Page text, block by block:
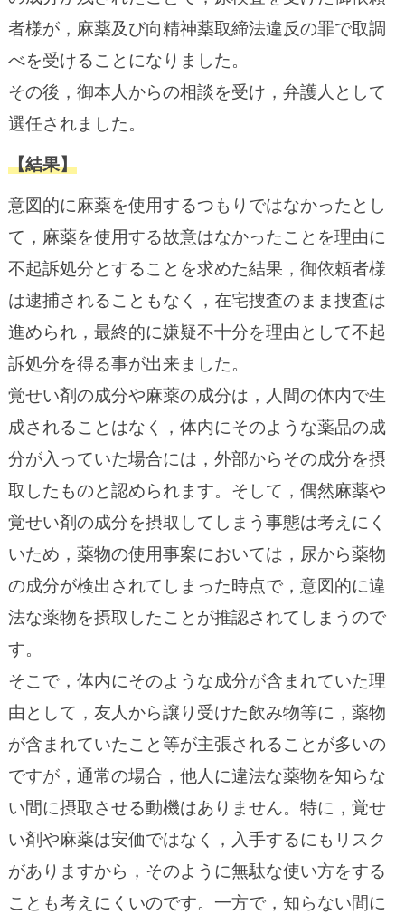
者様が，麻薬及び向精神薬取締法違反の罪で取調
べを受けることになりました。
その後，御本人からの相談を受け，弁護人として
選任されました。
【結果】
意図的に麻薬を使用するつもりではなかったとし
て，麻薬を使用する故意はなかったことを理由に
不起訴処分とすることを求めた結果，御依頼者様
は逮捕されることもなく，在宅捜査のまま捜査は
進められ，最終的に嫌疑不十分を理由として不起
訴処分を得る事が出来ました。
覚せい剤の成分や麻薬の成分は，人間の体内で生
成されることはなく，体内にそのような薬品の成
分が入っていた場合には，外部からその成分を摂
取したものと認められます。そして，偶然麻薬や
覚せい剤の成分を摂取してしまう事態は考えにく
いため，薬物の使用事案においては，尿から薬物
の成分が検出されてしまった時点で，意図的に違
法な薬物を摂取したことが推認されてしまうので
す。
そこで，体内にそのような成分が含まれていた理
由として，友人から譲り受けた飲み物等に，薬物
が含まれていたこと等が主張されることが多いの
ですが，通常の場合，他人に違法な薬物を知らな
い間に摂取させる動機はありません。特に，覚せ
い剤や麻薬は安価ではなく，入手するにもリスク
がありますから，そのように無駄な使い方をする
ことも考えにくいのです。一方で，知らない間に